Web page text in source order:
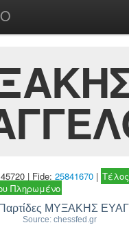
| Fide: 25841670 |
Πληρωμένο
ΜΥΞΑΚΗΣ
Source: chessfed.gr